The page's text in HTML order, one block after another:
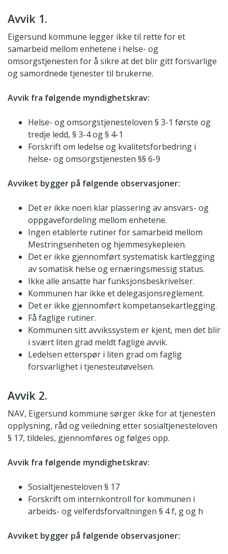
Avvik 1.
Eigersund kommune legger ikke til rette for et
samarbeid mellom enhetene i helse- og
omsorgstjenesten for å sikre at det blir gitt forsvarlige
og samordnede tjenester til brukerne.
Avvik fra følgende myndighetskrav:
Helse- og omsorgstjenesteloven § 3-1 første og
tredje ledd, § 3-4 og § 4-1
Forskrift om ledelse og kvalitetsforbedring i
helse- og omsorgstjenesten §§ 6-9
Avviket bygger på følgende observasjoner:
Det er ikke noen klar plassering av ansvars- og
oppgavefordeling mellom enhetene.
Ingen etablerte rutiner for samarbeid mellom
Mestringsenheten og hjemmesykepleien.
Det er ikke gjennomført systematisk kartlegging
av somatisk helse og ernæringsmessig status.
Ikke alle ansatte har funksjonsbeskrivelser.
Kommunen har ikke et delegasjonsreglement.
Det er ikke gjennomført kompetansekartlegging.
Få faglige rutiner.
Kommunen sitt avvikssystem er kjent, men det blir
i svært liten grad meldt faglige avvik.
Ledelsen etterspør i liten grad om faglig
forsvarlighet i tjenesteutøvelsen.
Avvik 2.
NAV, Eigersund kommune sørger ikke for at tjenesten
opplysning, råd og veiledning etter sosialtjenesteloven
§ 17, tildeles, gjennomføres og følges opp.
Avvik fra følgende myndighetskrav:
Sosialtjenesteloven § 17
Forskrift om internkontroll for kommunen i
arbeids- og velferdsforvaltningen § 4 f, g og h
Avviket bygger på følgende observasjoner: